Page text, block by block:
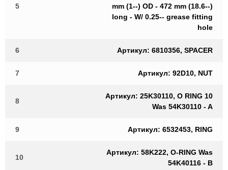
5
mm (1--) OD - 472 mm (18.6--)
long - W/ 0.25-- grease fitting
hole
6 Артикул: 6810356, SPACER
7 Артикул: 92D10, NUT
8
Артикул: 25K30110, O RING 10
Was 54K30110 - A
9 Артикул: 6532453, RING
10
Артикул: 58K222, O-RING Was
54K40116 - B